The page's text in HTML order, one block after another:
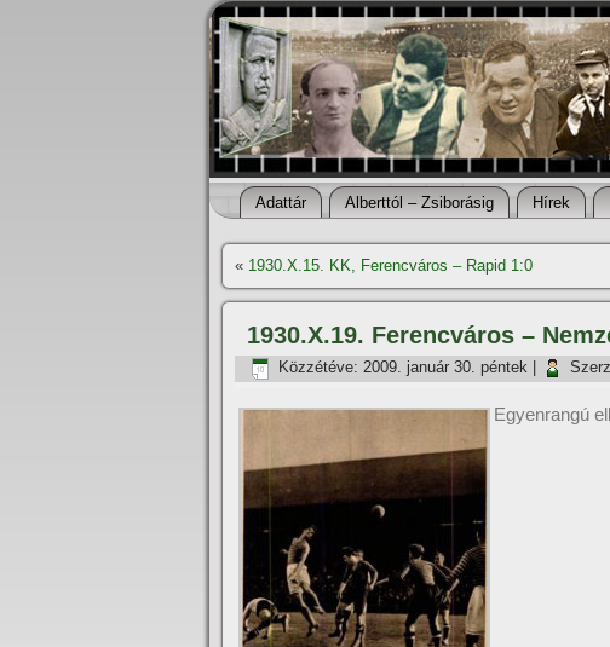
Adattár Alberttól – Zsiborásig Hí­rek
« 1930.X.15. KK, Ferencváros – Rapid 1:0
1930.X.19. Ferencváros –
Közzétéve: 2009. január 30. péntek
Egyenrangú